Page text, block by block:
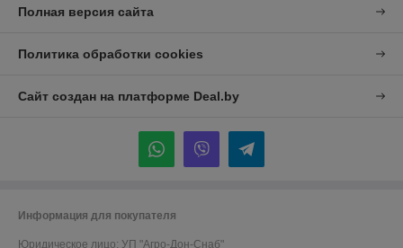
Полная версия сайта
Политика обработки cookies
Сайт создан на платформе Deal.by
Информация для покупателя
Юридическое лицо: УП "Агро-Дон-Снаб"